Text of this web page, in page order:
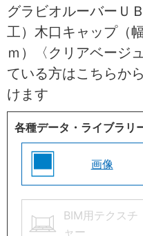
グラビオルーバーＵ
工）木口キャップ（
ｍ）〈クリアベージ
ている方はこちらか
けます
各種データ・ライブラリ
画像
BIM用テクスチ
ャー